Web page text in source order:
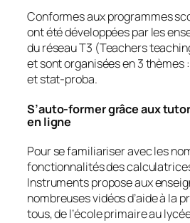
Conformes aux programmes
ont été développées par les
du réseau T3 (Teachers
et sont organisées en 3 thèmes
et stat-proba.
S’auto-former grâce aux
en ligne
Pour se familiariser avec les
fonctionnalités des
Instruments propose aux
nombreuses vidéos d’aide à la
tous, de l’école primaire au